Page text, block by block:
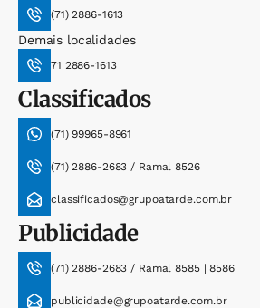
(71) 2886-1613
Demais localidades
71 2886-1613
Classificados
(71) 99965-8961
(71) 2886-2683 / Ramal 8526
classificados@grupoatarde.com.br
Publicidade
(71) 2886-2683 / Ramal 8585 | 8586
publicidade@grupoatarde.com.br